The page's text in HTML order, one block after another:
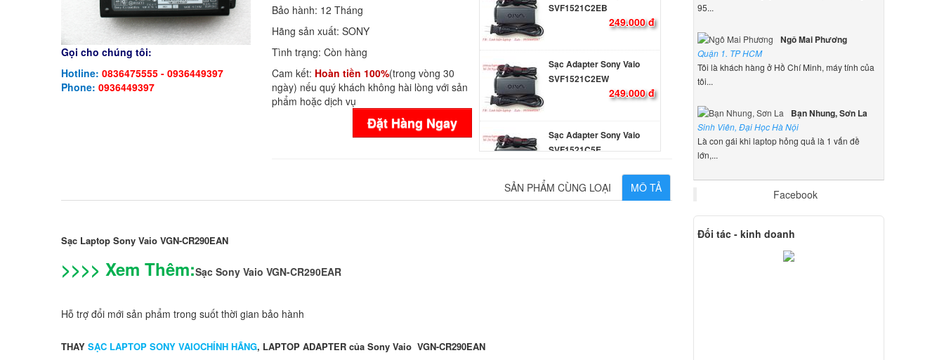
Gọi cho chúng tôi:
Hotline: 0836475555 - 0936449397
Phone: 0936449397
Bảo hành: 12 Tháng
Hãng sản xuất: SONY
Tình trạng: Còn hàng
Cam kết: Hoàn tiền 100%(trong vòng 30
ngày) nếu quý khách không hài lòng với sản
phẩm hoặc dịch vụ
Đặt Hàng Ngay
SVF1521C2EB
249.000 đ
Sạc Adapter Sony Vaio
SVF1521C2EW
249.000 đ
Sạc Adapter Sony Vaio
SVF1521C5E
MÔ TẢ
SẢN PHẨM CÙNG LOẠI
Sạc Laptop Sony Vaio VGN-CR290EAN
>>>> Xem Thêm:Sạc Sony Vaio VGN-CR290EAR
Hỗ trợ đổi mới sản phẩm trong suốt thời gian bảo hành
THAY SẠC LAPTOP SONY VAIOCHÍNH HÃNG, LAPTOP ADAPTER của Sony Vaio VGN-CR290EAN
95...
Ngô Mai Phương
Quận 1. TP HCM
Tôi là khách hàng ở Hồ Chí Minh, máy tính của
tôi...
Bạn Nhung, Sơn La
Sinh Viên, Đại Học Hà Nội
Là con gái khi laptop hỏng quả là 1 vấn đề
lớn,...
Facebook
Đối tác - kinh doanh